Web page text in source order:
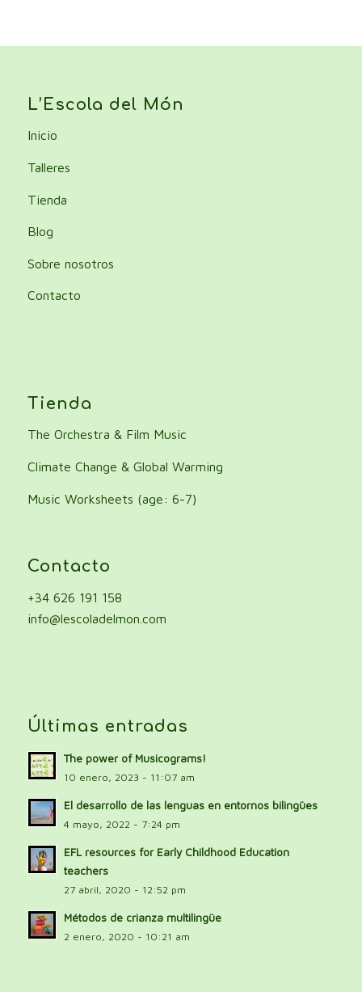
L’Escola del Món
Inicio
Talleres
Tienda
Blog
Sobre nosotros
Contacto
Tienda
The Orchestra & Film Music
Climate Change & Global Warming
Music Worksheets (age: 6-7)
Contacto
+34 626 191 158
info@lescoladelmon.com
Últimas entradas
The power of Musicograms!
10 enero, 2023 - 11:07 am
El desarrollo de las lenguas en entornos bilingües
4 mayo, 2022 - 7:24 pm
EFL resources for Early Childhood Education
teachers
27 abril, 2020 - 12:52 pm
Métodos de crianza multilingüe
2 enero, 2020 - 10:21 am